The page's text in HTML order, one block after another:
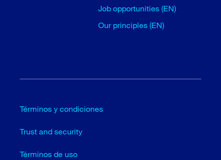
Job opportunities (EN)
Our principles (EN)
Términos y condiciones
Trust and security
Términos de uso